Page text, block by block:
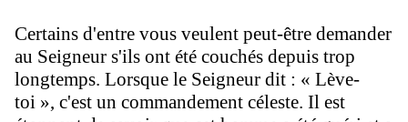
Certains d'entre vous veulent peut-être demander
au Seigneur s'ils ont été couchés depuis trop
longtemps. Lorsque le Seigneur dit : « Lève-
toi », c'est un commandement céleste. Il est